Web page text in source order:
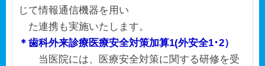
じて情報通信機器を用い
た連携も実施いたします。
＊歯科外来診療医療安全対策加算1(外安全1･2）
当医院には、医療安全対策に関する研修を受